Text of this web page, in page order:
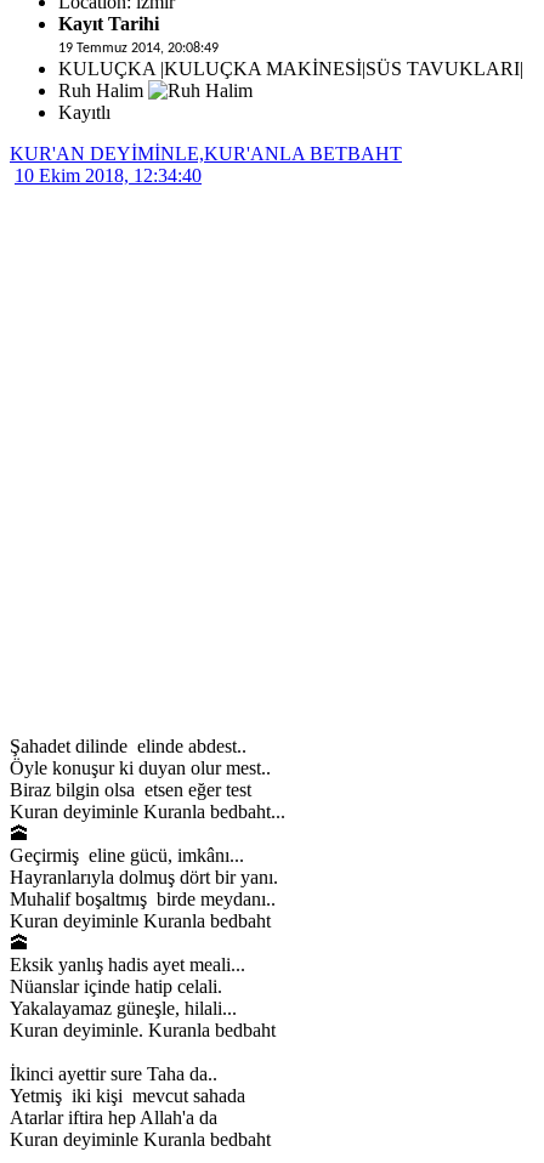
Kayıt Tarihi
19 Temmuz 2014, 20:08:49
KULUÇKA |KULUÇKA MAKİNESİ|SÜS TAVUKLARI|
Ruh Halim
Kayıtlı
KUR'AN DEYİMİNLE,KUR'ANLA BETBAHT
10 Ekim 2018, 12:34:40
Şahadet dilinde elinde abdest..
Öyle konuşur ki duyan olur mest..
Biraz bilgin olsa etsen eğer test
Kuran deyiminle Kuranla bedbaht...
🕋
Geçirmiş eline gücü, imkânı...
Hayranlarıyla dolmuş dört bir yanı.
Muhalif boşaltmış birde meydanı..
Kuran deyiminle Kuranla bedbaht
🕋
Eksik yanlış hadis ayet meali...
Nüanslar içinde hatip celali.
Yakalayamaz güneşle, hilali...
Kuran deyiminle. Kuranla bedbaht
İkinci ayettir sure Taha da..
Yetmiş iki kişi mevcut sahada
Atarlar iftira hep Allah'a da
Kuran deyiminle Kuranla bedbaht